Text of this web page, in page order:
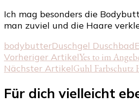
Ich mag besonders die
man zuviel und die Haare
bodybutterDuschgel Duschbad
Beitragsnavigation
Vorheriger ArtikelYes to im
Nächster ArtikelGuhl Farbschutz
Für dich vielleicht